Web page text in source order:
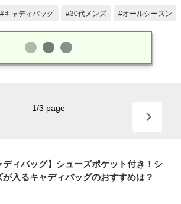
キャディバッグ 30代メンズ オールシーズン
1/3 page
ディバッグ】シューズポケット付き！シ
が入るキャディバッグのおすすめは？